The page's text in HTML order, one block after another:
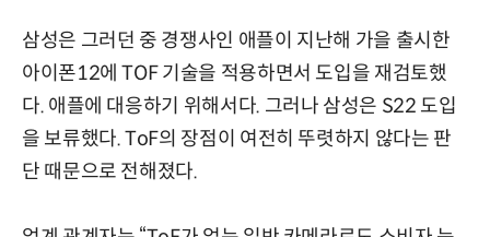
삼성은 그러던 중 경쟁사인 애플이 지난해 가을 출시한
아이폰12에 TOF 기술을 적용하면서 도입을 재검토했
다. 애플에 대응하기 위해서다. 그러나 삼성은 S22 도입
을 보류했다. ToF의 장점이 여전히 뚜렷하지 않다는 판
단 때문으로 전해졌다.